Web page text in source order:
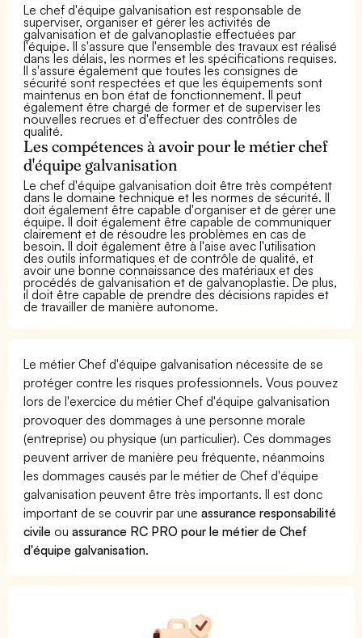
Le chef d'équipe galvanisation est responsable de
superviser, organiser et gérer les activités de
galvanisation et de galvanoplastie effectuées par
l'équipe. Il s'assure que l'ensemble des travaux est réalisé
dans les délais, les normes et les spécifications requises.
Il s'assure également que toutes les consignes de
sécurité sont respectées et que les équipements sont
maintenus en bon état de fonctionnement. Il peut
également être chargé de former et de superviser les
nouvelles recrues et d'effectuer des contrôles de
qualité.
Les compétences à avoir pour le métier chef
d'équipe galvanisation
Le chef d'équipe galvanisation doit être très compétent
dans le domaine technique et les normes de sécurité. Il
doit également être capable d'organiser et de gérer une
équipe. Il doit également être capable de communiquer
clairement et de résoudre les problèmes en cas de
besoin. Il doit également être à l'aise avec l'utilisation
des outils informatiques et de contrôle de qualité, et
avoir une bonne connaissance des matériaux et des
procédés de galvanisation et de galvanoplastie. De plus,
il doit être capable de prendre des décisions rapides et
de travailler de manière autonome.
Le métier Chef d'équipe galvanisation nécessite de se
protéger contre les risques professionnels. Vous pouvez
lors de l'exercice du métier Chef d'équipe galvanisation
provoquer des dommages à une personne morale
(entreprise) ou physique (un particulier). Ces dommages
peuvent arriver de manière peu fréquente, néanmoins
les dommages causés par le métier de Chef d'équipe
galvanisation peuvent être très importants. Il est donc
important de se couvrir par uneassurance responsabilité
civile ouassurance RC PRO pour le métier de Chef
d'équipe galvanisation.